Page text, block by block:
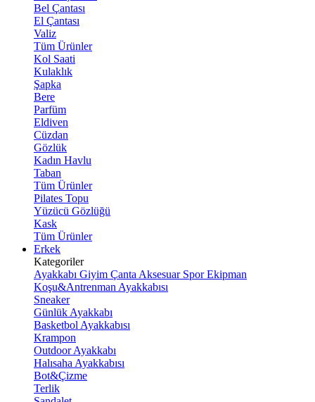
Bel Çantası
El Çantası
Valiz
Tüm Ürünler
Kol Saati
Kulaklık
Şapka
Bere
Parfüm
Eldiven
Cüzdan
Gözlük
Kadın Havlu
Taban
Tüm Ürünler
Pilates Topu
Yüzücü Gözlüğü
Kask
Tüm Ürünler
Erkek
Kategoriler
Ayakkabı Giyim Çanta Aksesuar Spor Ekipman
Koşu&Antrenman Ayakkabısı
Sneaker
Günlük Ayakkabı
Basketbol Ayakkabısı
Krampon
Outdoor Ayakkabı
Halısaha Ayakkabısı
Bot&Çizme
Terlik